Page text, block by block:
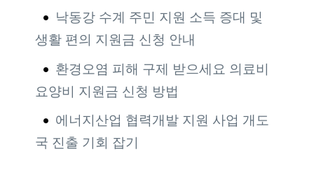
낙동강 수계 주민 지원 소득 증대 및
생활 편의 지원금 신청 안내
환경오염 피해 구제 받으세요 의료비
요양비 지원금 신청 방법
에너지산업 협력개발 지원 사업 개도
국 진출 기회 잡기